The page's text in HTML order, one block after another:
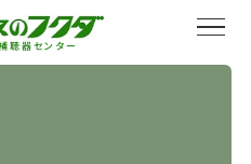
聴器センター